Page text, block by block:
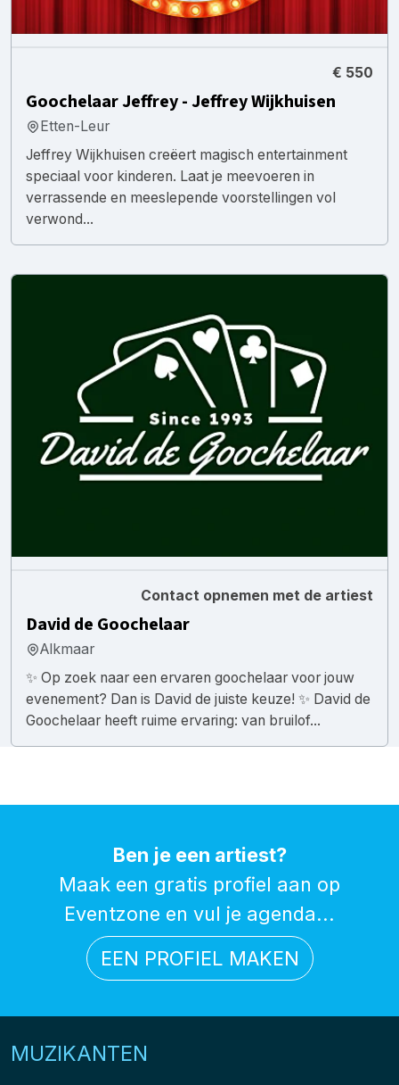
€ 550
Goochelaar Jeffrey - Jeffrey Wijkhuisen
Etten-Leur
Jeffrey Wijkhuisen creëert magisch entertainment
speciaal voor kinderen. Laat je meevoeren in
verrassende en meeslepende voorstellingen vol
verwond...
Contact opnemen met de artiest
David de Goochelaar
Alkmaar
✨ Op zoek naar een ervaren goochelaar voor jouw
evenement? Dan is David de juiste keuze! ✨ David de
Goochelaar heeft ruime ervaring: van bruilof...
Ben je een artiest?
Maak een gratis profiel aan op
Eventzone en vul je agenda...
EEN PROFIEL MAKEN
MUZIKANTEN